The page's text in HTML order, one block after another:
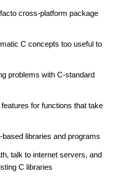
cross-platform package
C concepts too useful to
problems with C-standard
for functions that take
libraries and programs
talk to internet servers, and
C libraries